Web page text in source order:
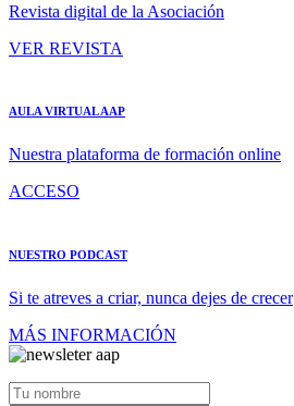
Revista digital de la Asociación
VER REVISTA
AULA VIRTUAL AAP
Nuestra plataforma de formación online
ACCESO
NUESTRO PODCAST
Si te atreves a criar, nunca dejes de crecer
MÁS INFORMACIÓN